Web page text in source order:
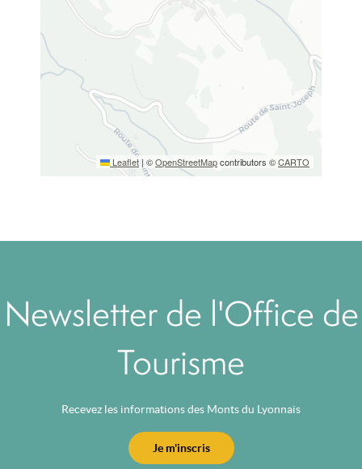
Leaflet | ©OpenStreetMapcontributors ©CARTO
Newsletter de l'Office de
Tourisme
Recevez les informations des Monts du Lyonnais
Je m'inscris